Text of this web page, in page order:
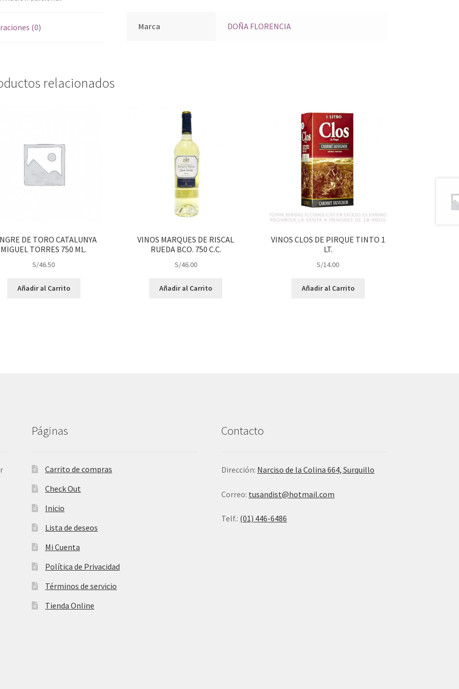
(0) Marca DOÑA FLORENCIA
relacionados
DE TORO CATALUNYA
MIGUEL TORRES 750 ML.
S/46.50
Añadir al Carrito
VINOS MARQUES DE RISCAL
RUEDA BCO. 750 C.C.
S/46.00
Añadir al Carrito
VINOS CLOS DE PIRQUE TINTO 1
LT.
S/14.00
Añadir al Carrito
Páginas
Carrito de compras
Check Out
Inicio
Lista de deseos
Mi Cuenta
Política de Privacidad
Términos de servicio
Tienda Online
Contacto
Dirección: Narciso de la Colina 664, Surquillo
Correo: tusandist@hotmail.com
Telf.: (01) 446-6486